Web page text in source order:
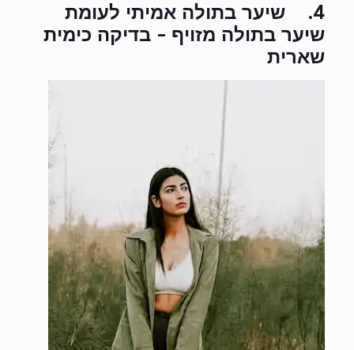
4.
שיער בתולה אמיתי לעומת
שיער בתולה מזויף - בדיקה כימית
שארית